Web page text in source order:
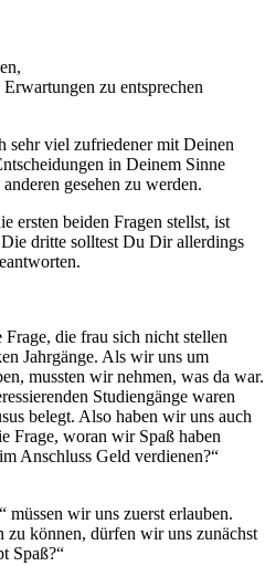
zu entsprechen
viel zufriedener mit Deinen
in Deinem Sinne
gesehen zu werden.
ersten beiden Fragen stellst, ist
dritte solltest Du Dir allerdings
die frau sich nicht stellen
Jahrgänge. Als wir uns um
mussten wir nehmen, was da war.
Studiengänge waren
belegt. Also haben wir uns auch
Frage, woran wir Spaß haben
Anschluss Geld verdienen?“
müssen wir uns zuerst erlauben.
zu können, dürfen wir uns zunächst
Spaß?“